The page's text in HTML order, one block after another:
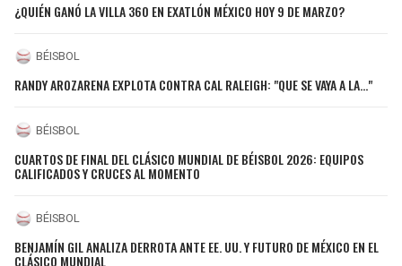
¿QUIÉN GANÓ LA VILLA 360 EN EXATLÓN MÉXICO HOY 9 DE MARZO?
BÉISBOL
RANDY AROZARENA EXPLOTA CONTRA CAL RALEIGH: "QUE SE VAYA A LA..."
BÉISBOL
CUARTOS DE FINAL DEL CLÁSICO MUNDIAL DE BÉISBOL 2026: EQUIPOS
CALIFICADOS Y CRUCES AL MOMENTO
BÉISBOL
BENJAMÍN GIL ANALIZA DERROTA ANTE EE. UU. Y FUTURO DE MÉXICO EN EL
CLÁSICO MUNDIAL